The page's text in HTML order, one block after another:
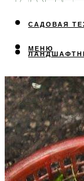
САДОВАЯ
МЕНЮ
МЕНЮ